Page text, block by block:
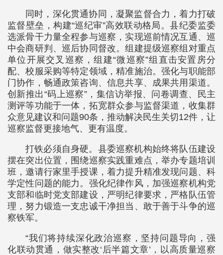
同时，深化贯通协同，凝聚监督合力，着力打破
监督壁垒，构建“巡纪审”高效联动格局。县纪委监委
选派骨干力量全程参与巡察，实现巡前情况互通、巡
中会商研判、巡后协同督改。组建提级巡察组对重点
单位开展交叉巡察，组建“微巡察”组直击安置房分
配、校服采购等特定领域，精准施治。强化与职能部
门协作，畅通政策咨询、信息共享、成果共用渠道。
创新推出“码上巡察”，集信访举报、问卷调查、民主
测评等功能于一体，拓宽群众参与监督渠道，收集群
众意见建议和问题90条，推动解决民生关切12件，让
巡察监督更接地气、更有温度。
打铁必须自身硬。县委巡察机构始终将队伍建设
摆在突出位置，围绕巡察实践重难点，举办专题培训
班，邀请行家里手授课，着力提升精准发现问题、科
学定性问题的能力。强化纪律作风，加强巡察机构党
支部和临时党支部建设，严明纪律要求，严格队伍管
理，努力锻造一支忠诚干净担当、敢于善于斗争的巡
察铁军。
“我们将持续深化政治巡察，坚持问题导向，强
化联动贯通，做实整改‘后半篇文章’，以高质量巡察